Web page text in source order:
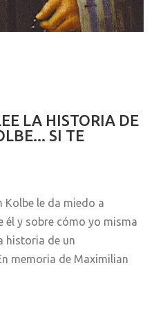
LA HISTORIA DE
SI TE
Kolbe le da miedo a
él y sobre cómo yo misma
historia de un
memoria de Maximilian